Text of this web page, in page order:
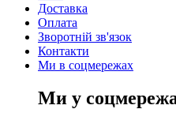
Доставка
Оплата
Зворотній зв'язок
Контакти
Ми в соцмережах
Ми у